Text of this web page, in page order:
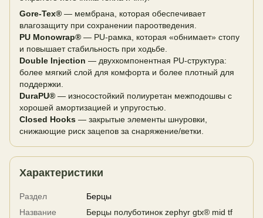
Gore-Tex® — мембрана, которая обеспечивает
влагозащиту при сохранении пароотведения.
PU Monowrap® — PU-рамка, которая «обнимает» стопу
и повышает стабильность при ходьбе.
Double Injection — двухкомпонентная PU-структура:
более мягкий слой для комфорта и более плотный для
поддержки.
DuraPU® — износостойкий полиуретан межподошвы с
хорошей амортизацией и упругостью.
Closed Hooks — закрытые элементы шнуровки,
снижающие риск зацепов за снаряжение/ветки.
Характеристики
Раздел
Берцы
Название
Берцы полуботинок zephyr gtx® mid tf